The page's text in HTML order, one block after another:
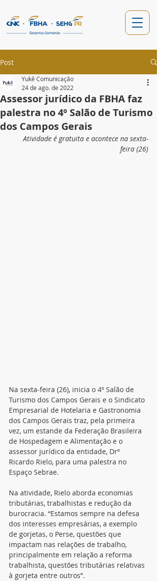
Post
Assessor jurídico da FBHA faz
palestra no 4º Salão de Turismo
dos Campos Gerais
Yukê Comunicação
24 de ago. de 2022
Atividade é gratuita e acontece na sexta-
feira (26)
Na sexta-feira (26), inicia o 4º Salão de
Turismo dos Campos Gerais e o Sindicato
Empresarial de Hotelaria e Gastronomia
dos Campos Gerais traz, pela primeira
vez, um estande da Federação Brasileira
de Hospedagem e Alimentação e o
assessor jurídico da entidade, Drº
Ricardo Rielo, para uma palestra no
Espaço Sebrae.
Na atividade, Rielo aborda economias
tributárias, trabalhistas e redução da
burocracia. “Estamos sempre na defesa
dos interesses empresárias, a exemplo
de gorjetas, o Perse, questões que
impactam nas relações de trabalho,
principalmente em relação a reforma
trabalhista, questões tributárias relativas
à gorjeta entre outros”.